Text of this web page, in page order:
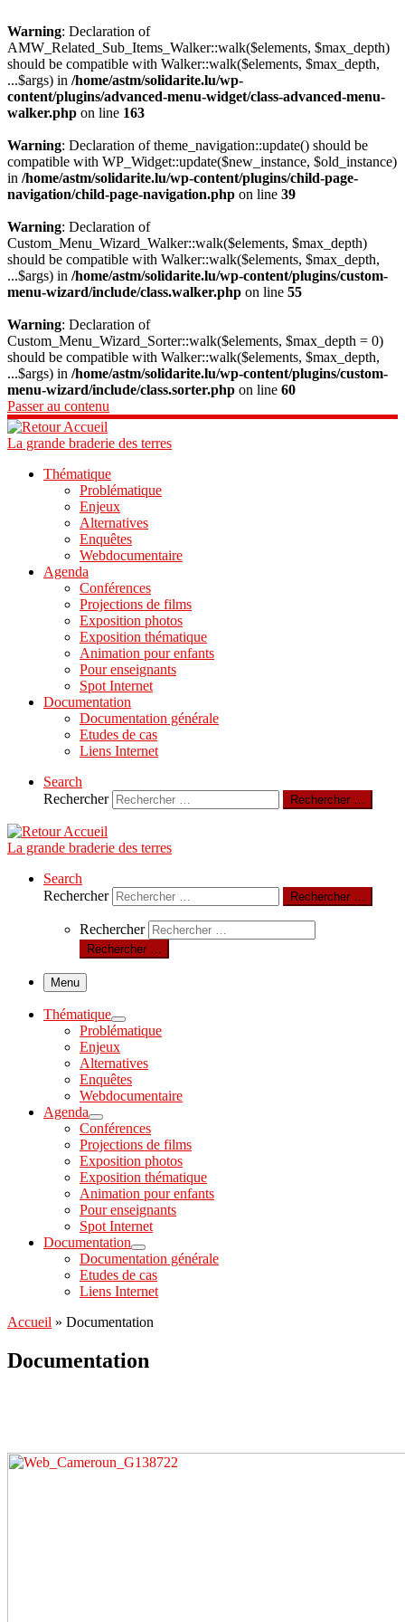
Warning: Declaration of
AMW_Related_Sub_Items_Walker::walk($elements, $max_depth)
should be compatible with Walker::walk($elements, $max_depth,
...$args) in /home/astm/solidarite.lu/wp-
content/plugins/advanced-menu-widget/class-advanced-menu-
walker.php on line 163
Warning: Declaration of theme_navigation::update() should be
compatible with WP_Widget::update($new_instance, $old_instance)
in /home/astm/solidarite.lu/wp-content/plugins/child-page-
navigation/child-page-navigation.php on line 39
Warning: Declaration of
Custom_Menu_Wizard_Walker::walk($elements, $max_depth)
should be compatible with Walker::walk($elements, $max_depth,
...$args) in /home/astm/solidarite.lu/wp-content/plugins/custom-
menu-wizard/include/class.walker.php on line 55
Warning: Declaration of
Custom_Menu_Wizard_Sorter::walk($elements, $max_depth = 0)
should be compatible with Walker::walk($elements, $max_depth,
...$args) in /home/astm/solidarite.lu/wp-content/plugins/custom-
menu-wizard/include/class.sorter.php on line 60
Passer au contenu
La grande braderie des terres
Thématique
Problématique
Enjeux
Alternatives
Enquêtes
Webdocumentaire
Agenda
Conférences
Projections de films
Exposition photos
Exposition thématique
Animation pour enfants
Pour enseignants
Spot Internet
Documentation
Documentation générale
Etudes de cas
Liens Internet
Search
Rechercher
Rechercher …
La grande braderie des terres
Search
Rechercher
Rechercher …
Rechercher
Rechercher …
Menu
Thématique
Problématique
Enjeux
Alternatives
Enquêtes
Webdocumentaire
Agenda
Conférences
Projections de films
Exposition photos
Exposition thématique
Animation pour enfants
Pour enseignants
Spot Internet
Documentation
Documentation générale
Etudes de cas
Liens Internet
Accueil » Documentation
Documentation